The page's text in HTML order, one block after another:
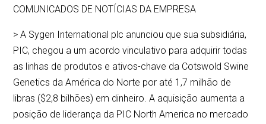
COMUNICADOS DE NOTÍCIAS DA EMPRESA
> A Sygen International plc anunciou que sua subsidiária,
PIC, chegou a um acordo vinculativo para adquirir todas
as linhas de produtos e ativos-chave da Cotswold Swine
Genetics da América do Norte por até 1,7 milhão de
libras ($2,8 bilhões) em dinheiro. A aquisição aumenta a
posição de liderança da PIC North America no mercado